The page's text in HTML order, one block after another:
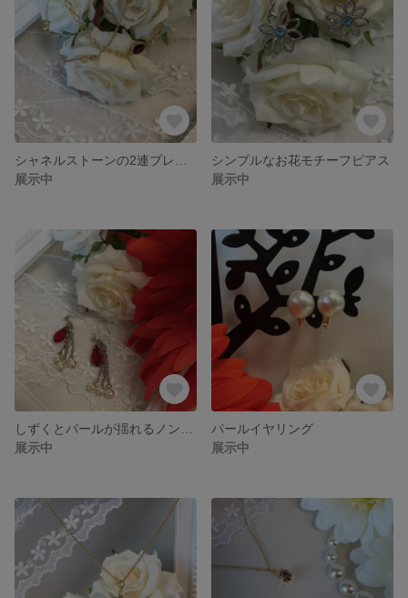
展示中
シンプルなお花モチーフピアス
展示中
展示中
パールイヤリング
展示中